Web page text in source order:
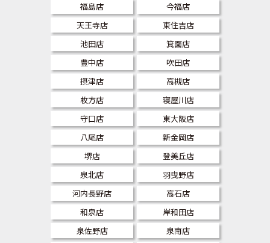
福島店
今福店
天王寺店
東住吉店
池田店
箕面店
豊中店
吹田店
摂津店
高槻店
枚方店
寝屋川店
守口店
東大阪店
八尾店
新金岡店
堺店
登美丘店
泉北店
羽曳野店
河内長野店
高石店
和泉店
岸和田店
泉佐野店
泉南店